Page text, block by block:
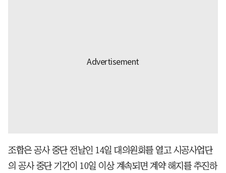
조합은 공사 중단 전날인 14일 대의원회를 열고 시공사업단
의 공사 중단 기간이 10일 이상 계속되면 계약 해지를 추진하